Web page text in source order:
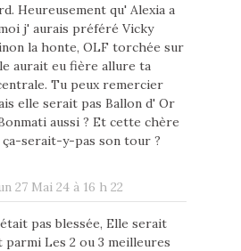
Heureusement qu' Alexia a
j' aurais préféré Vicky
la honte, OLF torchée sur
aurait eu fière allure ta
Tu peux remercier
elle serait pas Ballon d' Or
aussi ? Et cette chère
ça-serait-y-pas son tour ?
27 Mai 24 à 16 h 22
pas blessée, Elle serait
parmi Les 2 ou 3 meilleures